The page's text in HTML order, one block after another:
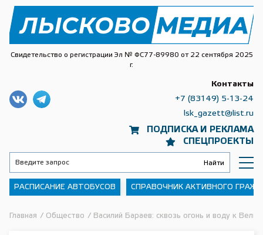
Свидетельство о регистрации Эл № ФС77-89980 от 22 сентября 2025
г.
ПОДПИСКА И РЕКЛАМА
СПЕЦПРОЕКТЫ
Контакты
+7 (83149) 5-13-24
lsk_gazett@list.ru
РАСПИСАНИЕ АВТОБУСОВ СПРАВОЧНИК АКТИВНОГО
Главная / Общество / Василий Бараев: сквозь огонь и воду к